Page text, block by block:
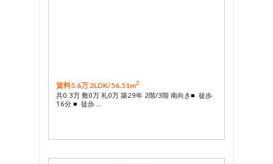
賃料5.6万 2LDK/56.51m2
共0.3万 敷0万 礼0万 築29年 2階/3階 南向き■ 徒歩
16分 ■ 徒歩 …